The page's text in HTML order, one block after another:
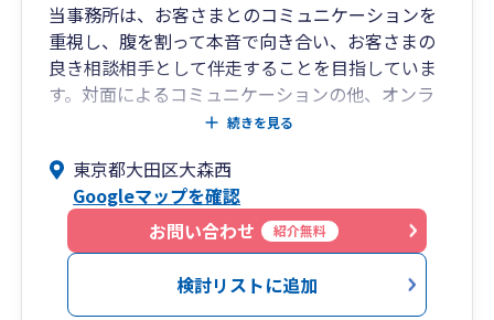
当事務所は、お客さまとのコミュニケーションを
重視し、腹を割って本音で向き合い、お客さまの
良き相談相手として伴走することを目指していま
す。対面によるコミュニケーションの他、オンラ
インミーティングやチャットツールによる非対面
ます。
代表税理士が大手監査法人で培った金融機関に対
する会計監査業務の経験を活かし、会計や税務の
領域に留まらず、計画策定支援や資金調達支援、
会計ツールを利用した業務体制の構築アドバイス
等、幅広い領域でサポートを行います。
続きを見る
東京都大田区大森西
Googleマップを確認
お問い合わせ
紹介無料
検討リストに追加